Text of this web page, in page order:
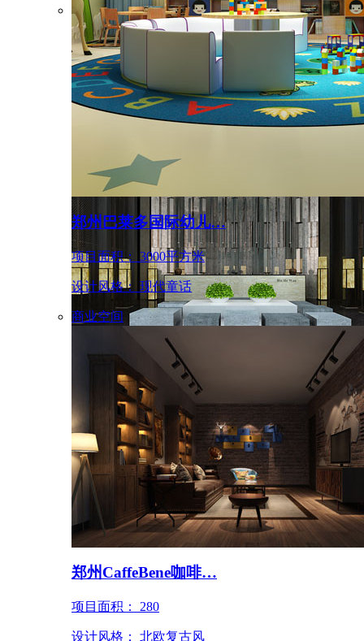
地产空间
信阳清水湾售楼中心…
项目面积： 1500
设计风格： 简约中式
郑州巴莱多国际幼儿…
项目面积： 3000平方米
设计风格： 现代童话
商业空间
郑州CaffeBene咖啡…
项目面积： 280
设计风格： 北欧复古风